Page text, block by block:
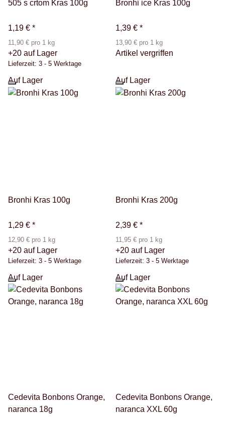
505 s crtom Kras 100g
1,19 € *
11,90 € pro 1 kg
+20 auf Lager
Lieferzeit: 3 - 5 Werktage
Bronhi ice Kras 100g
1,39 € *
13,90 € pro 1 kg
Artikel vergriffen
Auf Lager
Bronhi Kras 100g
1,29 € *
12,90 € pro 1 kg
+20 auf Lager
Lieferzeit: 3 - 5 Werktage
Auf Lager
Bronhi Kras 200g
2,39 € *
11,95 € pro 1 kg
+20 auf Lager
Lieferzeit: 3 - 5 Werktage
Auf Lager
Cedevita Bonbons Orange,
naranca 18g
Auf Lager
Cedevita Bonbons Orange,
naranca XXL 60g